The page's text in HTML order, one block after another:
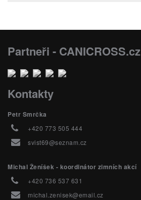
Partneři - CANICROSS.cz
Kontakty
Petr Smrčka
+420 773 505 444
svist69@seznam.cz
Michal Ženíšek - koordinátor zimních akcí
+420 736 537 631
michal.zenisek@email.cz